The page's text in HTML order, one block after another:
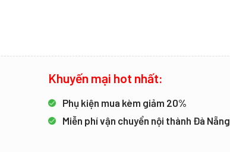
Khuyến mại hot nhất:
Phụ kiện mua kèm giảm 20%
Miễn phí vận chuyển nội thành Đà Nẵng